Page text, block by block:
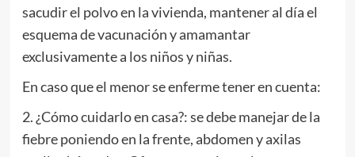
sacudir el polvo en la vivienda, mantener al día el
esquema de vacunación y amamantar
exclusivamente a los niños y niñas.
En caso que el menor se enferme tener en cuenta:
2. ¿Cómo cuidarlo en casa?: se debe manejar de la
fiebre poniendo en la frente, abdomen y axilas